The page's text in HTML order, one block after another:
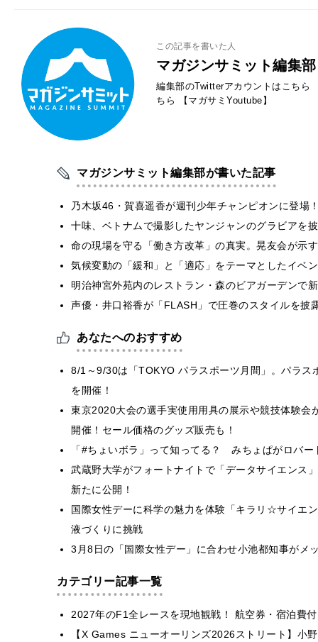
この記事を書いた人
マガジンサミット編集部
編集部のTwitterアカウントはこちら
ちら
【マガサミYoutube】
マガジンサミット編集部が書いた記事
乃木坂46・賀喜遥香が週刊少年チャンピオンに登
十味、ベトナムで撮影したヤンジャンのグラビアを
命の現場を守る「働き方改革」の真実。晃友会が示
気候変動の「緩和」と「適応」をテーマとしたイベ
明治神宮外苑内のレストラン・森のビアガーデンで
声優・井口裕香が「FLASH」で圧巻のスタイルを
あなたへのおすすめ
8/1～9/30は「TOKYO パラスポーツ月間」。パラス
を開催！
東京2020大会の選手実使用用具の展示や競技体験
開催！セール価格のグッズ販売も！
「#ちょいボラ」って知ってる？ みちょぱがロバー
武蔵野大学がフォートナイトで「データサイエンス
新たに公開！
国際女性デーに科学の魅力を体験「キラリ☆サイエ
液づくりに挑戦
3月8日の「国際女性デー」に合わせ小池都知事がメ
カテゴリー記事一覧
2027年のF1全レースを現地観戦！ 航空券・宿泊費
【X Games ニューオーリンズ2026ストリート】小